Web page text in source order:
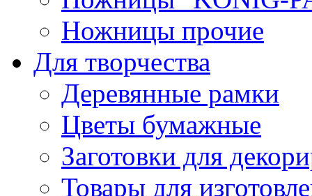
Ножницы прочие
Для творчества
Деревянные рамки
Цветы бумажные
Заготовки для
Товары для